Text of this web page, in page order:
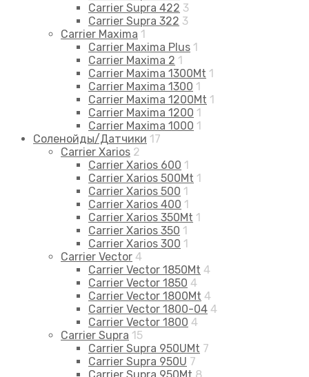
Carrier Supra 422 3
Carrier Supra 322 3
Carrier Maxima 1
Carrier Maxima Plus 1
Carrier Maxima 2 1
Carrier Maxima 1300Mt 1
Carrier Maxima 1300 1
Carrier Maxima 1200Mt 1
Carrier Maxima 1200 1
Carrier Maxima 1000 1
Соленойды/Датчики 17
Carrier Xarios 2
Carrier Xarios 600 1
Carrier Xarios 500Mt 1
Carrier Xarios 500 1
Carrier Xarios 400 1
Carrier Xarios 350Mt 1
Carrier Xarios 350 1
Carrier Xarios 300 1
Carrier Vector 4
Carrier Vector 1850Mt 4
Carrier Vector 1850 4
Carrier Vector 1800Mt 4
Carrier Vector 1800-04 4
Carrier Vector 1800 4
Carrier Supra 15
Carrier Supra 950UMt 7
Carrier Supra 950U 7